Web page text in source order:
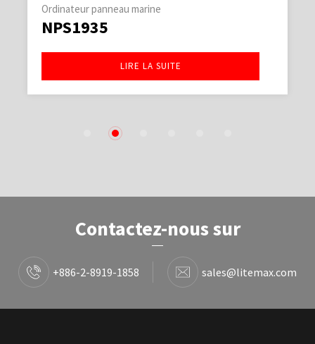
Ordinateur panneau marine
NPS1935
LIRE LA SUITE
2
Contactez-nous sur
+886-2-8919-1858 sales@litemax.com